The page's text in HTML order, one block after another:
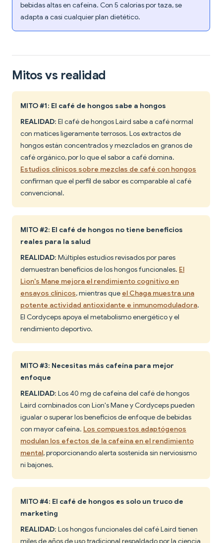
bebidas altas en cafeína. Con 5 calorías por taza, se
adapta a casi cualquier plan dietético.
Mitos vs realidad
MITO #1: El café de hongos sabe a hongos
REALIDAD: El café de hongos Laird sabe a café normal
con matices ligeramente terrosos. Los extractos de
hongos están concentrados y mezclados en granos de
café orgánico, por lo que el sabor a café domina.
Estudios clínicos sobre mezclas de café con hongos
confirman que el perfil de sabor es comparable al café
convencional.
MITO #2: El café de hongos no tiene beneficios
reales para la salud
REALIDAD: Múltiples estudios revisados por pares
demuestran beneficios de los hongos funcionales. El
Lion's Mane mejora el rendimiento cognitivo en
ensayos clínicos, mientras que el Chaga muestra una
potente actividad antioxidante e inmunomoduladora.
El Cordyceps apoya el metabolismo energético y el
rendimiento deportivo.
MITO #3: Necesitas más cafeína para mejor
enfoque
REALIDAD: Los 40 mg de cafeína del café de hongos
Laird combinados con Lion's Mane y Cordyceps pueden
igualar o superar los beneficios de enfoque de bebidas
con mayor cafeína. Los compuestos adaptógenos
modulan los efectos de la cafeína en el rendimiento
mental, proporcionando alerta sostenida sin nerviosismo
ni bajones.
MITO #4: El café de hongos es solo un truco de
marketing
REALIDAD: Los hongos funcionales del café Laird tienen
miles de años de uso tradicional respaldado por la ciencia